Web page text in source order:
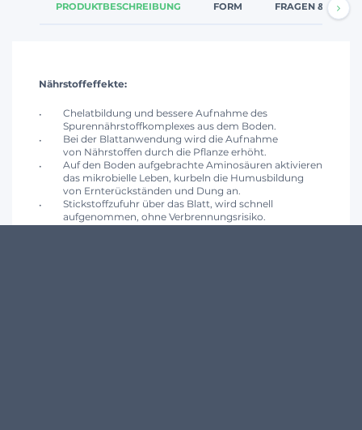
PRODUKTBESCHREIBUNG FORM FRAGEN &
Nährstoffeffekte:
Chelatbildung und bessere Aufnahme des
Spurennährstoffkomplexes aus dem Boden.
Bei der Blattanwendung wird die Aufnahme
von Nährstoffen durch die Pflanze erhöht.
Auf den Boden aufgebrachte Aminosäuren aktivieren
das mikrobielle Leben, kurbeln die Humusbildung
von Ernterückständen und Dung an.
Stickstoffzufuhr über das Blatt, wird schnell
aufgenommen, ohne Verbrennungsrisiko.